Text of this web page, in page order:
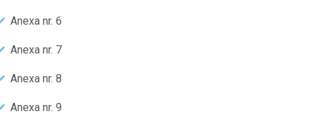
Anexa nr. 6
Anexa nr. 7
Anexa nr. 8
Anexa nr. 9